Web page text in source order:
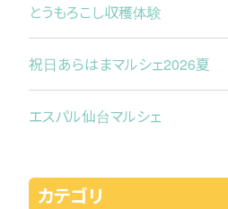
とうもろこし収穫体験
祝日あらはまマルシェ2026夏
エスパル仙台マルシェ
カテゴリ